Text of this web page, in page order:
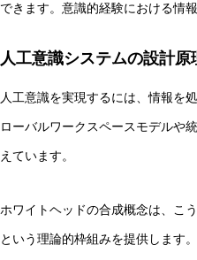
できます。意識的経験における情
人工意識システムの設計原
人工意識を実現するには、情報を
ローバルワークスペースモデルや
えています。
ホワイトヘッドの合成概念は、こ
という理論的枠組みを提供します